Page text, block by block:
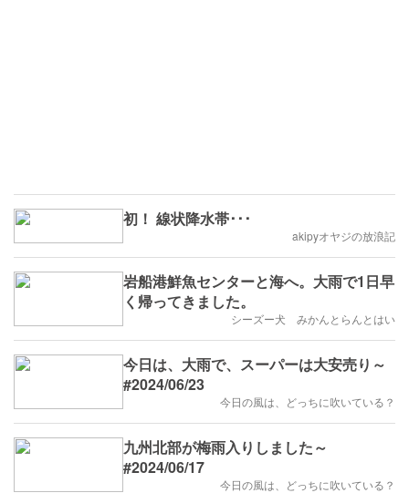
初！ 線状降水帯･･･
akipyオヤジの放浪記
岩船港鮮魚センターと海へ。大雨で1日早
く帰ってきました。
シーズー犬 みかんとらんとはい
今日は、大雨で、スーパーは大安売り～
#2024/06/23
今日の風は、どっちに吹いている？
九州北部が梅雨入りしました～
#2024/06/17
今日の風は、どっちに吹いている？